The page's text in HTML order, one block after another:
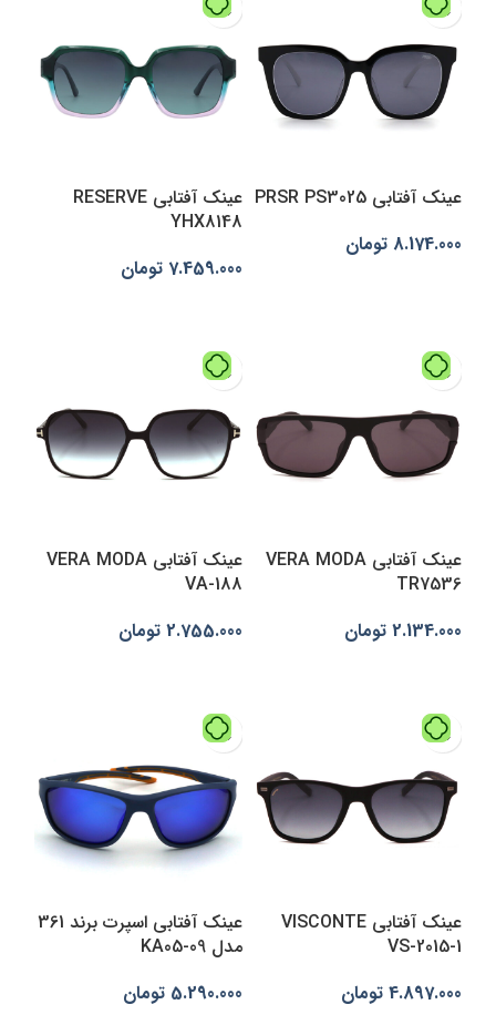
عینک آفتابی PRSR PS3025
8.174.000 تومان
عینک آفتابی RESERVE
YHX8148
7.459.000 تومان
عینک آفتابی VERA MODA
TR7536
2.134.000 تومان
عینک آفتابی VERA MODA
VA-188
2.755.000 تومان
عینک آفتابی VISCONTE
VS-2015-1
4.897.000 تومان
عینک آفتابی اسپرت برند 361
مدل KA05-09
5.290.000 تومان